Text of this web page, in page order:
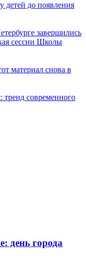
детей до появления
завершились
сессии Школы
материал снова в
современного
день города